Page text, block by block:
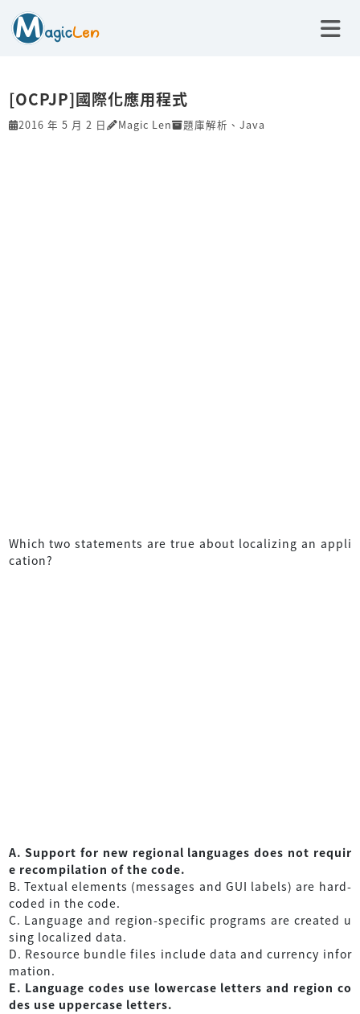
[OCPJP]國際化應用程式
2016 年 5 月 2 日 Magic Len 題庫解析 、 Java
Which two statements are true about localizing an appli
cation?
A. Support for new regional languages does not requir
e recompilation of the code.
B. Textual elements (messages and GUI labels) are hard-
coded in the code.
C. Language and region-specific programs are created u
sing localized data.
D. Resource bundle files include data and currency infor
mation.
E. Language codes use lowercase letters and region co
des use uppercase letters.